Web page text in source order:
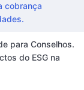
cobrança
para Conselhos.
do ESG na